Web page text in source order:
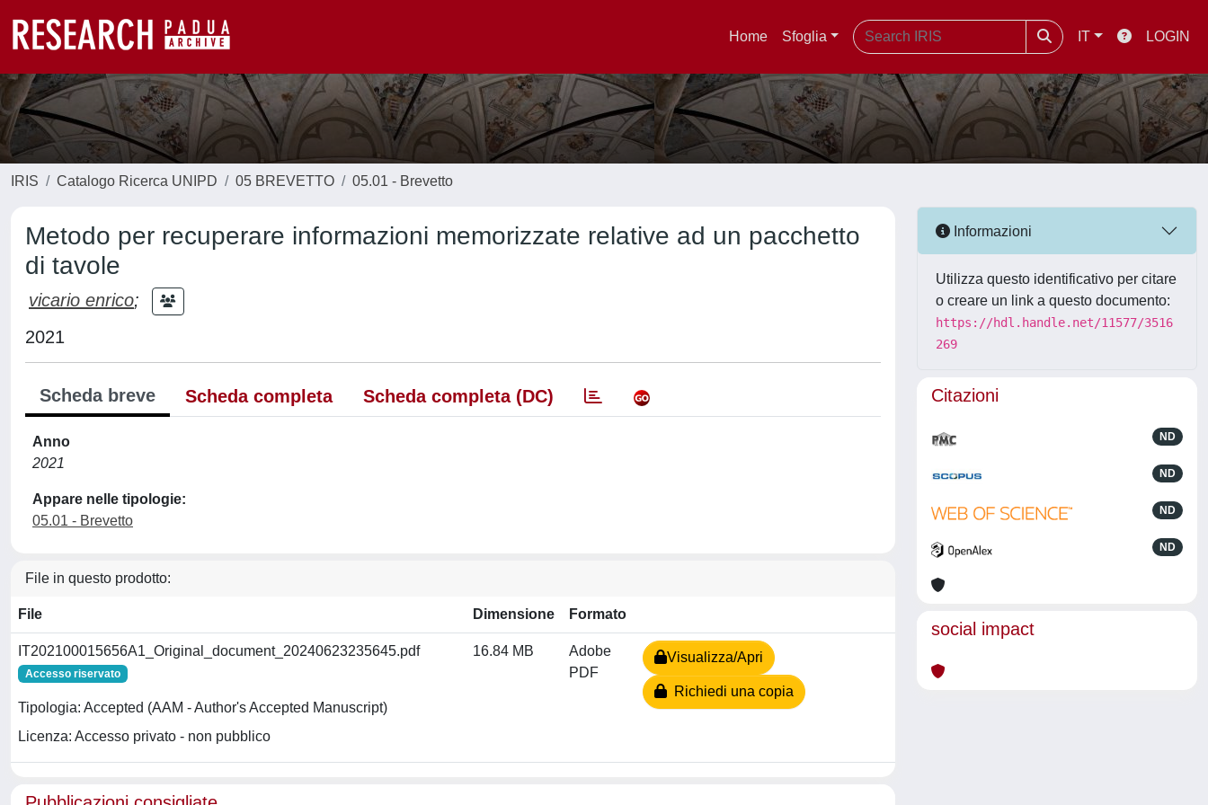
Home Sfoglia IT LOGIN
IRIS Catalogo Ricerca UNIPD 05 BREVETTO 05.01 - Brevetto
Metodo per recuperare informazioni memorizzate relative ad un pacchetto
di tavole
vicario enrico;
2021
Scheda breve Scheda completa Scheda completa (DC)
Anno
2021
Appare nelle tipologie:
05.01 - Brevetto
File in questo prodotto:
File Dimensione Formato
IT202100015656A1_Original_document_20240623235645.pdf
Accesso riservato
Tipologia: Accepted (AAM - Author's Accepted Manuscript)
Licenza: Accesso privato - non pubblico
16.84 MB
Adobe
PDF
Visualizza/Apri
Richiedi una copia
Informazioni
Utilizza questo identificativo per citare
o creare un link a questo documento:
https://hdl.handle.net/11577/3516
269
Citazioni
ND
ND
ND
ND
social impact